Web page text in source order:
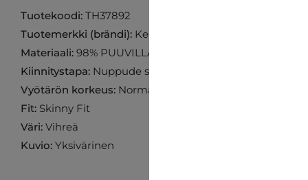
Tuotekoodi: TH37892
Tuotemerkki (brändi): Kenzarro
Materiaali: 98% PUUVILLA 2% ELASTAANI
Kiinnitystapa: Nuppude sulgemine
Vyötärön korkeus: Normaali
Fit: Skinny Fit
Väri: Vihreä
Kuvio: Yksivärinen